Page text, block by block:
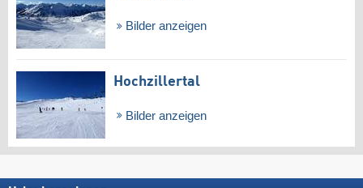
Bilder anzeigen
Hochzillertal
Bilder anzeigen